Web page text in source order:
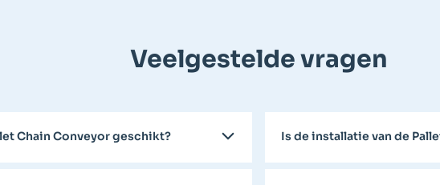
Veelgestelde vragen
Chain Conveyor geschikt? Is de installatie van de